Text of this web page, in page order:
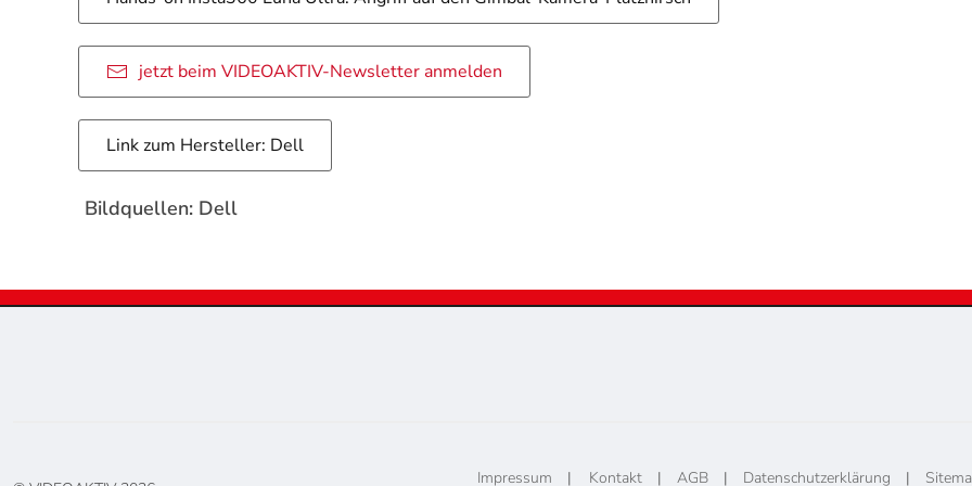
jetzt beim VIDEOAKTIV-Newsletter anmelden
Link zum Hersteller: Dell
Bildquellen: Dell
Impressum | Kontakt | AGB | Datenschutzerklärung |